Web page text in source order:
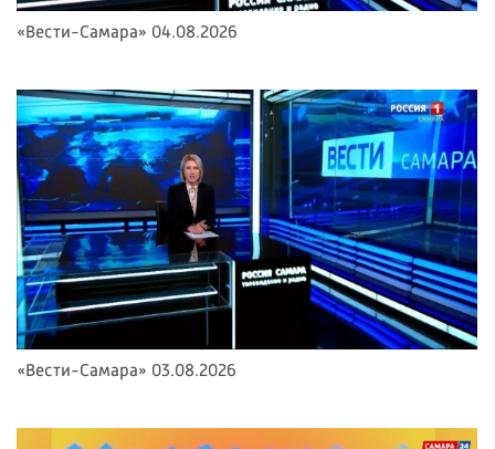
«Вести-Самара» 04.08.2026
«Вести-Самара» 03.08.2026